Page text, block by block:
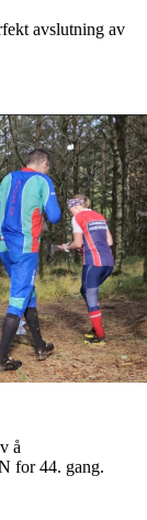
avslutning av
å
for 44. gang.